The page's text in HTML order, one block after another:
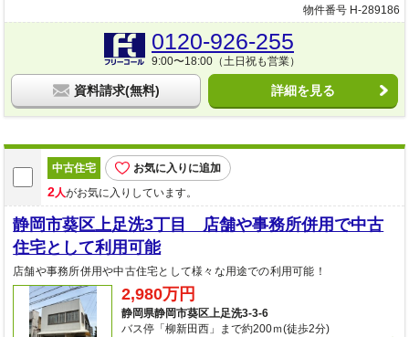
物件番号 H-289186
0120-926-255
9:00〜18:00（土日祝も営業）
資料請求(無料) 詳細を見る
中古住宅 お気に入りに追加
2人がお気に入りしています。
静岡市葵区上足洗3丁目 店舗や事務所併用で中古
住宅として利用可能
店舗や事務所併用や中古住宅として様々な用途での利用可能！
2,980万円
静岡県静岡市葵区上足洗3-3-6
バス停「柳新田西」まで約200ｍ(徒歩2分)